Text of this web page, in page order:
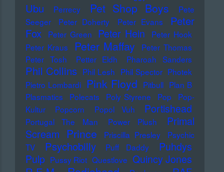
Ubu
Perrecy Pet Shop Boys
Pete
Seeger
Peter Doherty Peter Evans
Peter
Fox
Peter Green Peter Hein
Peter Hook
Peter Kraus
Peter Maffay
Peter Thomas
Peter Tosh
Petter Eldh Pharoah Sanders
Phil Collins Phil Lesh Phil Spector Photek
Pietro Lombardi
Pink Floyd Pitbull Plan B
Plasmatics
Polecats Poly Styrene Pop
Pop-
Kultur
Popcorn Popol Vuh Portishead
Portugal The Man Power Plush
Primal
Scream
Prince Priscilla Presley
Psychic
TV
Psychobilly Puff Daddy
Puhdys
Pulp Pussy Riot Questlove Quincy Jones